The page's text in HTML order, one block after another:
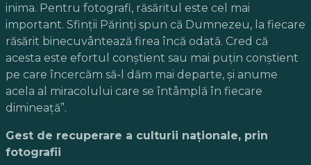
inima. Pentru fotografi, răsăritul este cel mai
important. Sfinţii Părinţi spun că Dumnezeu, la fiecare
răsărit binecuvântează firea încă odată. Cred că
acesta este efortul conştient sau mai puţin conştient
pe care încercăm să-l dăm mai departe, şi anume
acela al miracolului care se întâmplă în fiecare
dimineaţă”.
Gest de recuperare a culturii naţionale, prin
fotografii